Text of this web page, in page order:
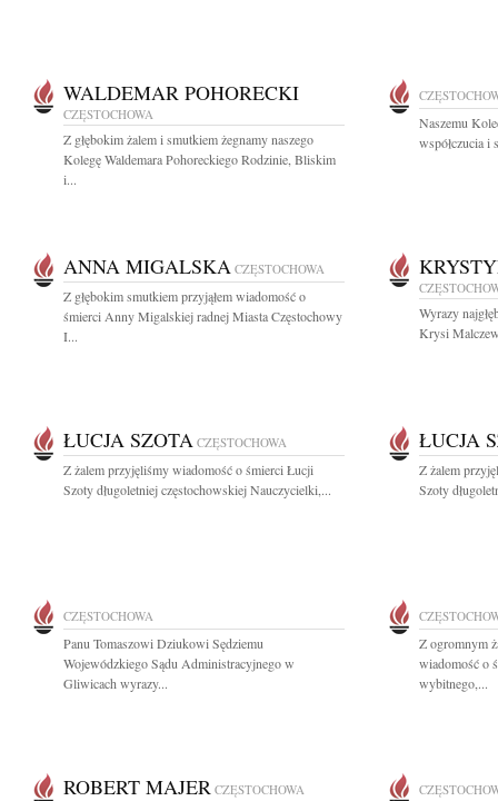
WALDEMAR POHORECKI
CZĘSTOCHOWA
Z głębokim żalem i smutkiem żegnamy naszego
Kolegę Waldemara Pohoreckiego Rodzinie, Bliskim
i...
Naszemu
współczucia i
ANNA MIGALSKA CZĘSTOCHOWA
Z głębokim smutkiem przyjąłem wiadomość o
śmierci Anny Migalskiej radnej Miasta Częstochowy
I...
Wyrazy
Krysi
ŁUCJA SZOTA CZĘSTOCHOWA
Z żalem przyjęliśmy wiadomość o śmierci Łucji
Szoty długoletniej częstochowskiej Nauczycielki,...
ŁUCJA
Z żalem
Szoty
CZĘSTOCHOWA
Panu Tomaszowi Dziukowi Sędziemu
Wojewódzkiego Sądu Administracyjnego w
Gliwicach wyrazy...
Z ogromnym
wiadomość o
wybitnego,...
ROBERT MAJER CZĘSTOCHOWA